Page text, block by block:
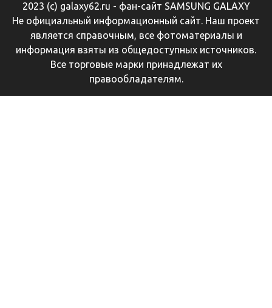
2023 (с) galaxy62.ru - фан-сайт SAMSUNG GALAXY
Не официальный информационный сайт. Наш проект
является справочным, все фотоматериалы и
информация взяты из общедоступных источников.
Все торговые марки принадлежат их
правообладателям.